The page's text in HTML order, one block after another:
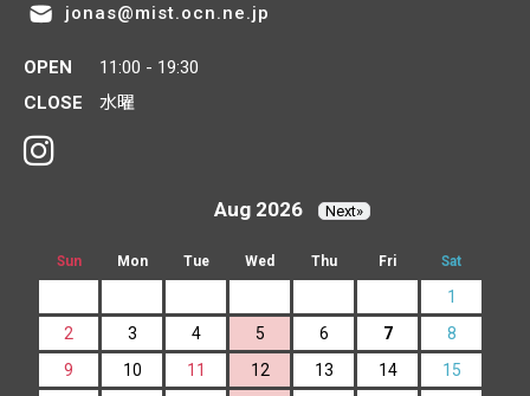
jonas@mist.ocn.ne.jp
OPEN
11:00 - 19:30
CLOSE
水曜
Aug 2026 Next»
Sun Mon Tue Wed Thu Fri Sat
1
2
3 4 5 6 7
8
9
10 11 12 13 14
15